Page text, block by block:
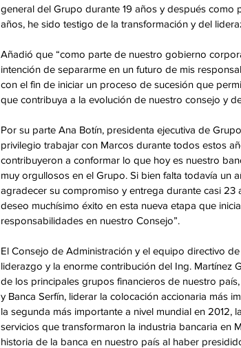
general del Grupo durante 19 años y después como
años, he sido testigo de la transformación y del
Añadió que “como parte de nuestro gobierno
intención de separarme en un futuro de mis
con el fin de iniciar un proceso de sucesión que
que contribuya a la evolución de nuestro consejo y
Por su parte Ana Botín, presidenta ejecutiva de
privilegio trabajar con Marcos durante todos estos
contribuyeron a conformar lo que hoy es nuestro
muy orgullosos en el Grupo. Si bien falta todavía un
agradecer su compromiso y entrega durante casi
deseo muchísimo éxito en esta nueva etapa que
responsabilidades en nuestro Consejo”.
El Consejo de Administración y el equipo directivo
liderazgo y la enorme contribución del Ing. Martínez
de los principales grupos financieros de nuestro
y Banca Serfín, liderar la colocación accionaria más
la segunda más importante a nivel mundial en
servicios que transformaron la industria bancaria en
historia de la banca en nuestro país al haber